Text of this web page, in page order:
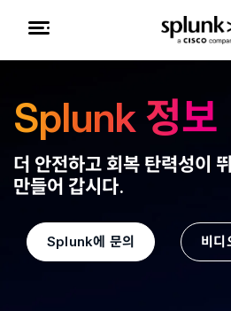
Splunk 정보
더 안전하고 회복 탄력성이
만들어 갑시다.
Splunk에 문의 비디